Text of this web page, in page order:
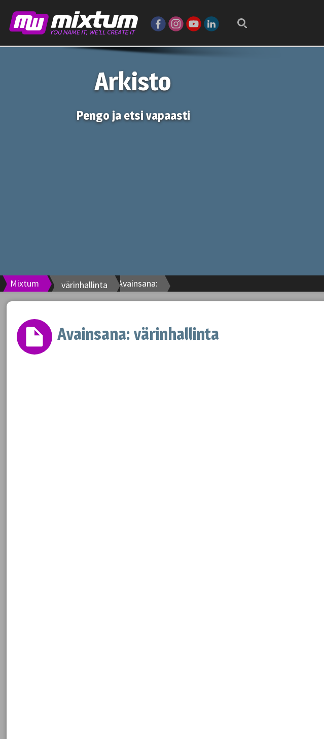
Arkisto
Pengo ja etsi vapaasti
Mixtum Avainsana:
värinhallinta
Avainsana:värinhallinta